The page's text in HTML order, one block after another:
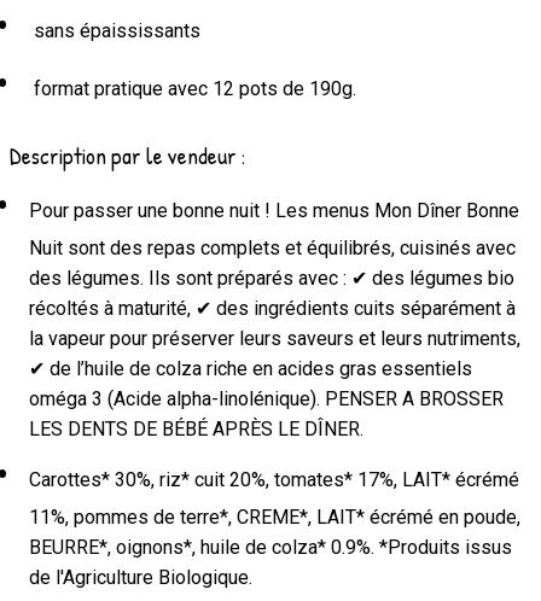
sans épaississants
format pratique avec 12 pots de 190g.
Description par le vendeur :
Pour passer une bonne nuit ! Les menus Mon Dîner Bonne
Nuit sont des repas complets et équilibrés, cuisinés avec
des légumes. Ils sont préparés avec : ✔ des légumes bio
récoltés à maturité, ✔ des ingrédients cuits séparément à
la vapeur pour préserver leurs saveurs et leurs nutriments,
✔ de l’huile de colza riche en acides gras essentiels
oméga 3 (Acide alpha-linolénique). PENSER A BROSSER
LES DENTS DE BÉBÉ APRÈS LE DÎNER.
Carottes* 30%, riz* cuit 20%, tomates* 17%, LAIT* écrémé
11%, pommes de terre*, CREME*, LAIT* écrémé en poude,
BEURRE*, oignons*, huile de colza* 0.9%. *Produits issus
de l'Agriculture Biologique.